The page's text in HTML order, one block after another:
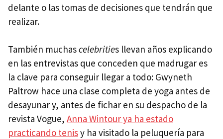
delante o las tomas de decisiones que tendrán que
realizar.
También muchascelebrities llevan años explicando
en las entrevistas que conceden que madrugar es
la clave para conseguir llegar a todo: Gwyneth
Paltrow hace una clase completa de yoga antes de
desayunar y, antes de fichar en su despacho de la
revista Vogue, Anna Wintour ya ha estado
practicando tenisy ha visitado la peluquería para